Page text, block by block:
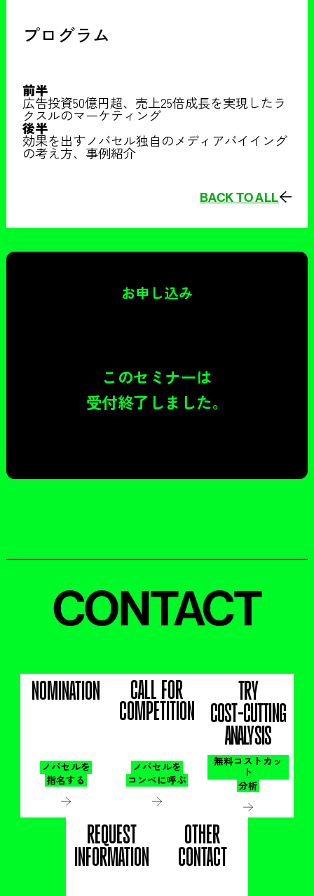
プログラム
前半
広告投資50億円超、売上25倍成長を実現したラ
クスルのマーケティング
後半
効果を出すノバセル独自のメディアバイイング
の考え方、事例紹介
BACK TO ALL
お申し込み
このセミナーは
受付終了しました。
CONTACT
NOMINATION
ノバセルを
指名する
CALL FOR
COMPETITION
ノバセルを
コンペに呼ぶ
TRY
COST-CUTTING
ANALYSIS
無料コストカッ
ト
分析
REQUEST
INFORMATION
OTHER
CONTACT